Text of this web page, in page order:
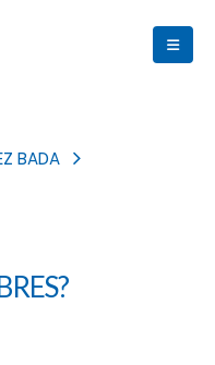
BADA